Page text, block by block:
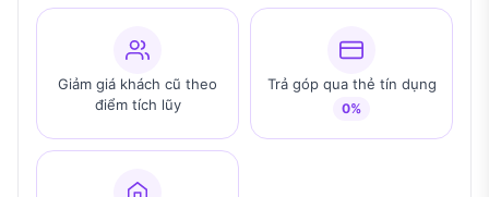
Giảm giá khách cũ theo
điểm tích lũy
Trả góp qua thẻ tín dụng
0%